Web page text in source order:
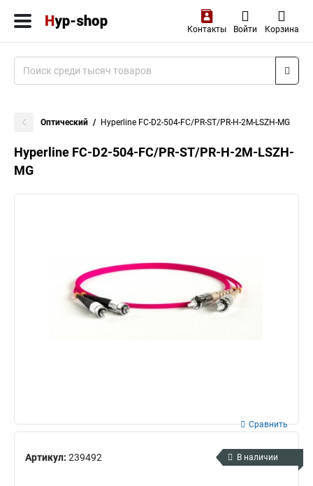
Контакты Войти Корзина
Оптический Hyperline FC-D2-504-FC/PR-ST/PR-H-2M-LSZH-MG
Hyperline FC-D2-504-FC/PR-ST/PR-H-2M-LSZH-
MG
Артикул: 239492
Сравнить
В наличии